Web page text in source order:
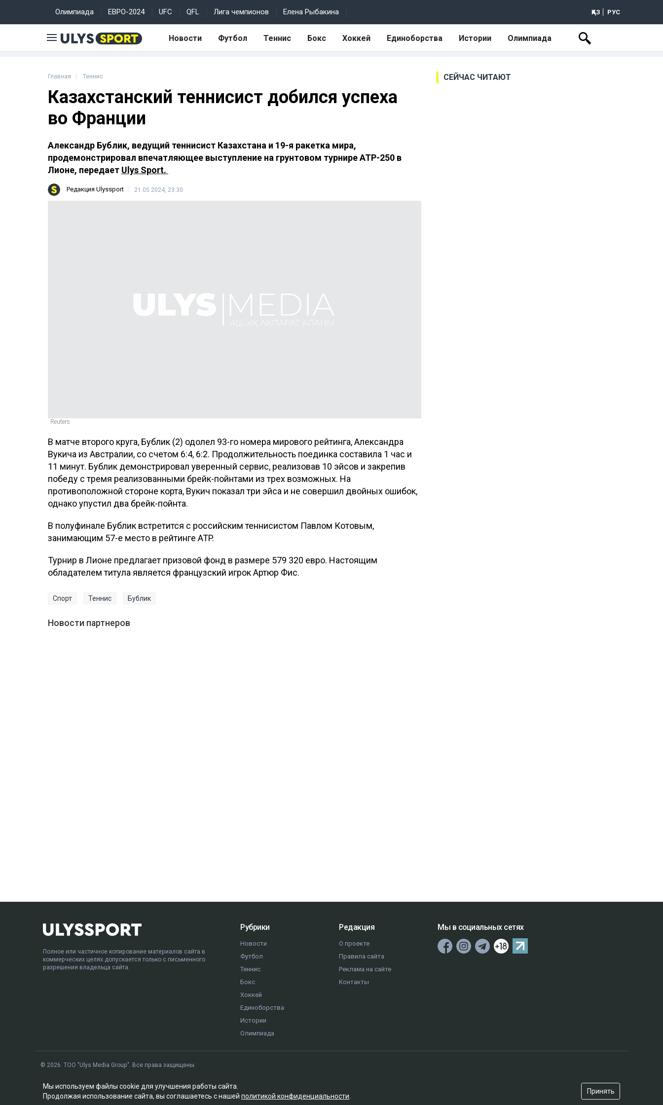
Олимпиада ЕВРО-2024 UFC QFL Лига чемпионов Елена Рыбакина ҚАЗ РУС
Новости Футбол Теннис Бокс Хоккей Единоборства Истории Олимпиада
Главная Теннис
Казахстанский теннисист добился успеха
во Франции
Александр Бублик, ведущий теннисист Казахстана и 19-я ракетка мира,
продемонстрировал впечатляющее выступление на грунтовом турнире ATP-250 в
Лионе, передает Ulys Sport.
Редакция Ulyssport 21.05.2024, 23:30
Reuters
В матче второго круга, Бублик (2) одолел 93-го номера мирового рейтинга, Александра
Вукича из Австралии, со счетом 6:4, 6:2. Продолжительность поединка составила 1 час и
11 минут. Бублик демонстрировал уверенный сервис, реализовав 10 эйсов и закрепив
победу с тремя реализованными брейк-пойнтами из трех возможных. На
противоположной стороне корта, Вукич показал три эйса и не совершил двойных ошибок,
однако упустил два брейк-пойнта.
В полуфинале Бублик встретится с российским теннисистом Павлом Котовым,
занимающим 57-е место в рейтинге ATP.
Турнир в Лионе предлагает призовой фонд в размере 579 320 евро. Настоящим
обладателем титула является французский игрок Артюр Фис.
Спорт Теннис Бублик
Новости партнеров
СЕЙЧАС ЧИТАЮТ
Полное или частичное копирование материалов сайта в
коммерческих целях допускается только с письменного
разрешения владельца сайта.
Рубрики
Новости
Футбол
Теннис
Бокс
Хоккей
Единоборства
Истории
Олимпиада
Редакция
О проекте
Правила сайта
Реклама на сайте
Контакты
Мы в социальных сетях
© 2026. ТОО "Ulys Media Group". Все права защищены.
Мы используем файлы cookie для улучшения работы сайта.
Продолжая использование сайта, вы соглашаетесь с нашей политикой конфиденциальности
Принять